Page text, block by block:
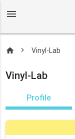
menu
home Vinyl-Lab
Vinyl-Lab
Profile